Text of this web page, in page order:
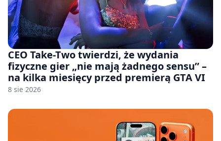
CEO Take-Two twierdzi, że wydania
fizyczne gier „nie mają żadnego sensu” –
na kilka miesięcy przed premierą GTA VI
8 sie 2026